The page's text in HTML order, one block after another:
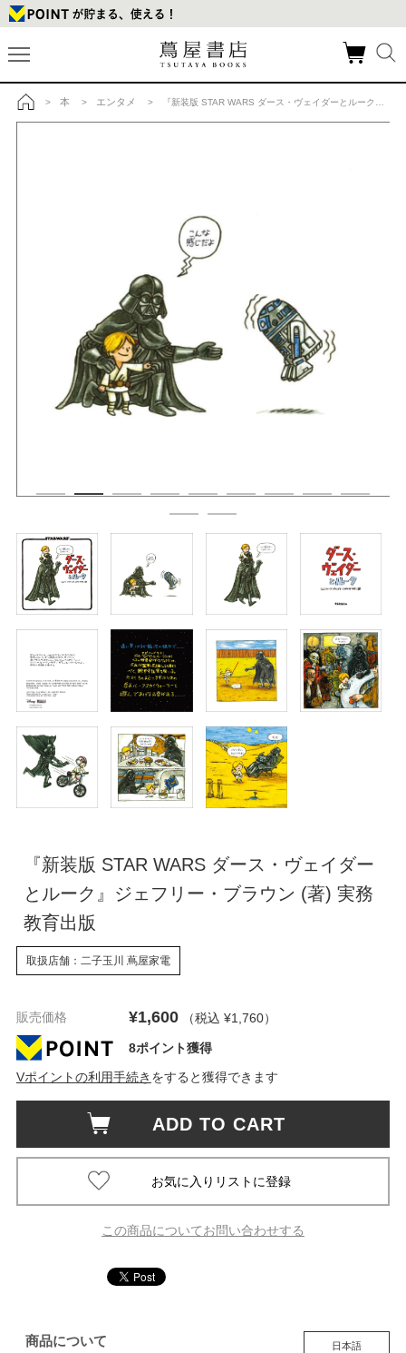
トップ
> 本 > エンタメ > 『新装版 STAR WARS ダース・ヴェイダーとルーク』ジェフリー・ブラウン (著) 実務教育出版の商品詳細
『新装版 STAR WARS ダース・ヴェイダー
とルーク』ジェフリー・ブラウン (著) 実務
教育出版
取扱店舗：二子玉川 蔦屋家電
販売価格 ¥1,600 （税込 ¥1,760）
8ポイント獲得
Vポイントの利用手続き をすると獲得できます
ADD TO CART
この商品についてお問い合わせする
商品について 日本語